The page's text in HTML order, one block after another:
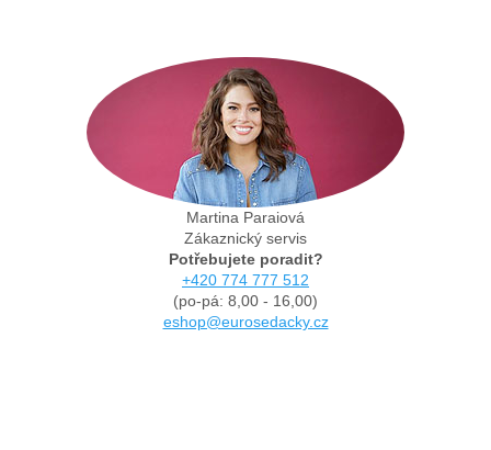
Martina Paraiová
Zákaznický servis
Potřebujete poradit?
+420 774 777 512
(po-pá: 8,00 - 16,00)
eshop@eurosedacky.cz